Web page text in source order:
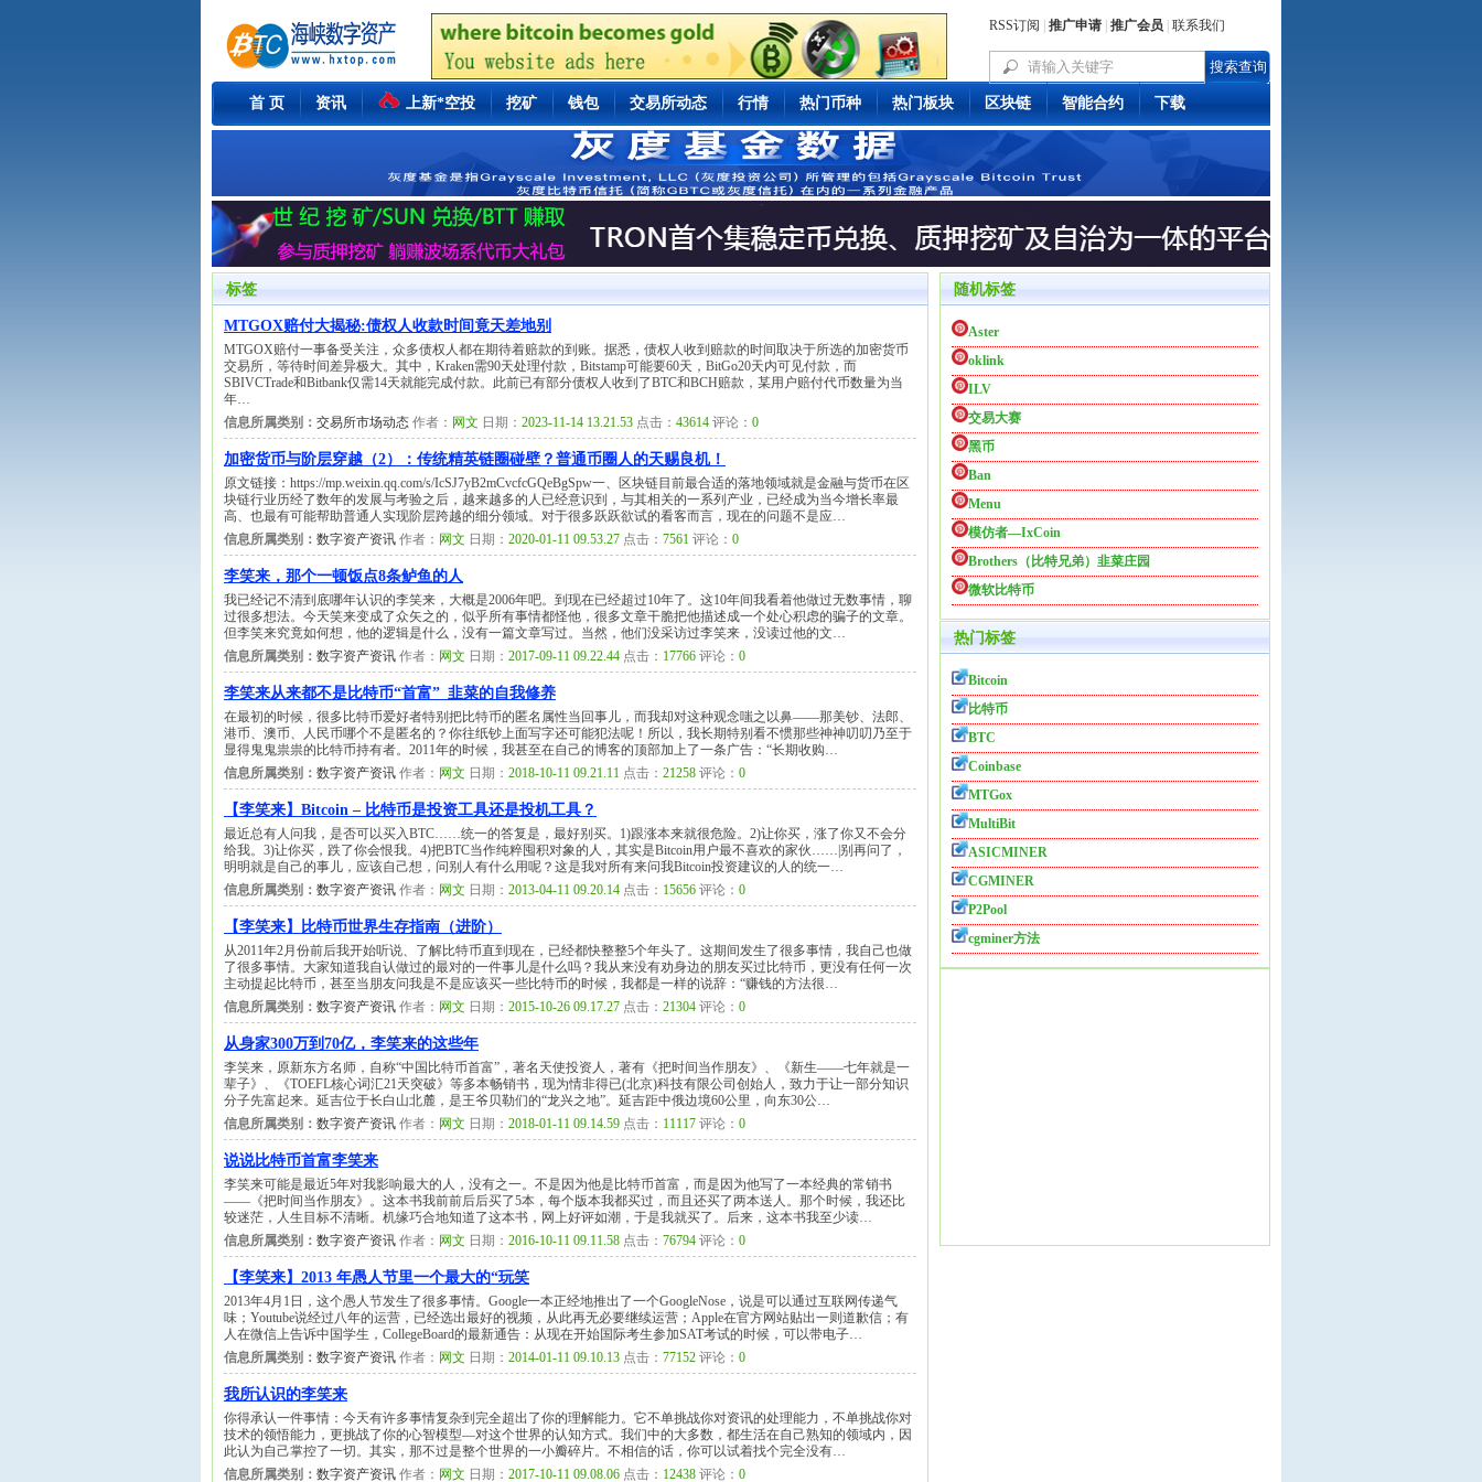
RSS订阅 推广申请 推广会员 联系我们
首 页 资讯 上新*空投 挖矿 钱包 交易所动态 行情 热门币种 热门板块 区块链 智能合约 下载
标签
MTGOX赔付大揭秘:债权人收款时间竟天差地别
MTGOX赔付一事备受关注，众多债权人都在期待着赔款的到账。据悉，债权人收到赔款的时间取决于所选的加密货币
交易所，等待时间差异极大。其中，Kraken需90天处理付款，Bitstamp可能要60天，BitGo20天内可见付款，而
SBIVCTrade和Bitbank仅需14天就能完成付款。此前已有部分债权人收到了BTC和BCH赔款，某用户赔付代币数量为当
年…
信息所属类别： 交易所市场动态 作者： 网文 日期： 2023-11-14 13.21.53 点击： 43614 评论： 0
加密货币与阶层穿越（2）：传统精英链圈碰壁？普通币圈人的天赐良机！
原文链接：https://mp.weixin.qq.com/s/IcSJ7yB2mCvcfcGQeBgSpw一、区块链目前最合适的落地领域就是金融与货币在区
块链行业历经了数年的发展与考验之后，越来越多的人已经意识到，与其相关的一系列产业，已经成为当今增长率最
高、也最有可能帮助普通人实现阶层跨越的细分领域。对于很多跃跃欲试的看客而言，现在的问题不是应…
信息所属类别： 数字资产资讯 作者： 网文 日期： 2020-01-11 09.53.27 点击： 7561 评论： 0
李笑来，那个一顿饭点8条鲈鱼的人
我已经记不清到底哪年认识的李笑来，大概是2006年吧。到现在已经超过10年了。这10年间我看着他做过无数事情，聊
过很多想法。今天笑来变成了众矢之的，似乎所有事情都怪他，很多文章干脆把他描述成一个处心积虑的骗子的文章。
但李笑来究竟如何想，他的逻辑是什么，没有一篇文章写过。当然，他们没采访过李笑来，没读过他的文…
信息所属类别： 数字资产资讯 作者： 网文 日期： 2017-09-11 09.22.44 点击： 17766 评论： 0
李笑来从来都不是比特币“首富”_韭菜的自我修养
在最初的时候，很多比特币爱好者特别把比特币的匿名属性当回事儿，而我却对这种观念嗤之以鼻——那美钞、法郎、
港币、澳币、人民币哪个不是匿名的？你往纸钞上面写字还可能犯法呢！所以，我长期特别看不惯那些神神叨叨乃至于
显得鬼鬼祟祟的比特币持有者。2011年的时候，我甚至在自己的博客的顶部加上了一条广告：“长期收购…
信息所属类别： 数字资产资讯 作者： 网文 日期： 2018-10-11 09.21.11 点击： 21258 评论： 0
【李笑来】Bitcoin – 比特币是投资工具还是投机工具？
最近总有人问我，是否可以买入BTC……统一的答复是，最好别买。1)跟涨本来就很危险。2)让你买，涨了你又不会分
给我。3)让你买，跌了你会恨我。4)把BTC当作纯粹囤积对象的人，其实是Bitcoin用户最不喜欢的家伙……|别再问了，
明明就是自己的事儿，应该自己想，问别人有什么用呢？这是我对所有来问我Bitcoin投资建议的人的统一…
信息所属类别： 数字资产资讯 作者： 网文 日期： 2013-04-11 09.20.14 点击： 15656 评论： 0
【李笑来】比特币世界生存指南（进阶）
从2011年2月份前后我开始听说、了解比特币直到现在，已经都快整整5个年头了。这期间发生了很多事情，我自己也做
了很多事情。大家知道我自认做过的最对的一件事儿是什么吗？我从来没有劝身边的朋友买过比特币，更没有任何一次
主动提起比特币，甚至当朋友问我是不是应该买一些比特币的时候，我都是一样的说辞：“赚钱的方法很…
信息所属类别： 数字资产资讯 作者： 网文 日期： 2015-10-26 09.17.27 点击： 21304 评论： 0
从身家300万到70亿，李笑来的这些年
李笑来，原新东方名师，自称“中国比特币首富”，著名天使投资人，著有《把时间当作朋友》、《新生——七年就是一
辈子》、《TOEFL核心词汇21天突破》等多本畅销书，现为情非得已(北京)科技有限公司创始人，致力于让一部分知识
分子先富起来。延吉位于长白山北麓，是王爷贝勒们的“龙兴之地”。延吉距中俄边境60公里，向东30公…
信息所属类别： 数字资产资讯 作者： 网文 日期： 2018-01-11 09.14.59 点击： 11117 评论： 0
说说比特币首富李笑来
李笑来可能是最近5年对我影响最大的人，没有之一。不是因为他是比特币首富，而是因为他写了一本经典的常销书
——《把时间当作朋友》。这本书我前前后后买了5本，每个版本我都买过，而且还买了两本送人。那个时候，我还比
较迷茫，人生目标不清晰。机缘巧合地知道了这本书，网上好评如潮，于是我就买了。后来，这本书我至少读…
信息所属类别： 数字资产资讯 作者： 网文 日期： 2016-10-11 09.11.58 点击： 76794 评论： 0
【李笑来】2013 年愚人节里一个最大的“玩笑
2013年4月1日，这个愚人节发生了很多事情。Google一本正经地推出了一个GoogleNose，说是可以通过互联网传递气
味；Youtube说经过八年的运营，已经选出最好的视频，从此再无必要继续运营；Apple在官方网站贴出一则道歉信；有
人在微信上告诉中国学生，CollegeBoard的最新通告：从现在开始国际考生参加SAT考试的时候，可以带电子…
信息所属类别： 数字资产资讯 作者： 网文 日期： 2014-01-11 09.10.13 点击： 77152 评论： 0
我所认识的李笑来
你得承认一件事情：今天有许多事情复杂到完全超出了你的理解能力。它不单挑战你对资讯的处理能力，不单挑战你对
技术的领悟能力，更挑战了你的心智模型—对这个世界的认知方式。我们中的大多数，都生活在自己熟知的领域内，因
此认为自己掌控了一切。其实，那不过是整个世界的一小瓣碎片。不相信的话，你可以试着找个完全没有…
信息所属类别： 数字资产资讯 作者： 网文 日期： 2017-10-11 09.08.06 点击： 12438 评论： 0
随机标签
Aster
oklink
ILV
交易大赛
黑币
Ban
Menu
模仿者—IxCoin
Brothers（比特兄弟）韭菜庄园
微软比特币
热门标签
Bitcoin
比特币
BTC
Coinbase
MTGox
MultiBit
ASICMINER
CGMINER
P2Pool
cgminer方法